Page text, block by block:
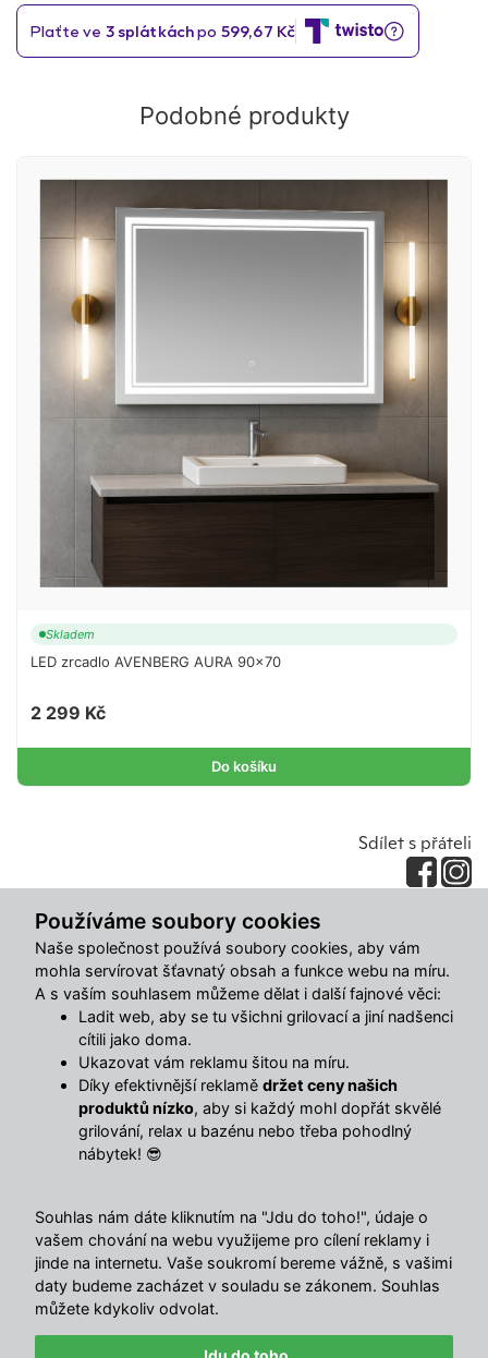
Používáme soubory cookies
Naše společnost používá soubory cookies, aby vám
mohla servírovat šťavnatý obsah a funkce webu na míru.
A s vaším souhlasem můžeme dělat i další fajnové věci:
Ladit web, aby se tu všichni grilovací a jiní nadšenci
cítili jako doma.
Ukazovat vám reklamu šitou na míru.
Díky efektivnější reklamě držet ceny našich
produktů nízko, aby si každý mohl dopřát skvělé
grilování, relax u bazénu nebo třeba pohodlný
nábytek! 😎
Souhlas nám dáte kliknutím na "Jdu do toho!", údaje o
vašem chování na webu využijeme pro cílení reklamy i
jinde na internetu. Vaše soukromí bereme vážně, s vašimi
daty budeme zacházet v souladu se zákonem. Souhlas
můžete kdykoliv odvolat.
Podobné produkty
Skladem
LED zrcadlo AVENBERG AURA 90×70
2 299 Kč
Do košíku
Sdílet s přáteli
Popis
Kulaté LED zrcadlo s předním světlem a bezdotykovým
ovládáním – moderní komfort do každé koupelny.
Zrcadlo s LED podsvícením Ø 70 cmnabízí nejen
elegantní kulatý design, ale hlavně praktické funkce pro
každodenní rutinu. Díkypřednímu osvětlení
dostatek světla při líčení i holení, a díkyhandwave senzoru
ho zapnete pohodlně i s mokrýma rukama. Samozřejmostí
3stupňové nastavení teploty barvy světla
Výhody jsou jasné
Přední LED světlo– ideální pro detailní líčení i
holení
Bezdotykové ovládání (handwave senzor)–